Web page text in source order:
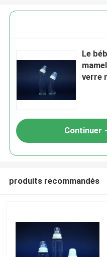
Le
verre
Continuer
produits recommandés